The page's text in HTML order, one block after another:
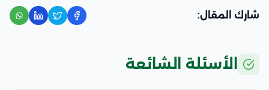
شارك المقال:
الأسئلة الشائعة